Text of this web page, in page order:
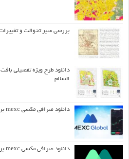
بررسی سیر تحوالت و
دانلود طرح ويژه تفصيلي
السلام
دانلود صرافی مکسی mexc برای اندروید
دانلود صرافی مکسی mexc برای آیفون و ios